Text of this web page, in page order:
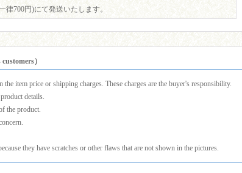
律700円)にて発送いたします。
）
item price or shipping charges. These charges are the buyer's responsibility.
details.
the product.
they have scratches or other flaws that are not shown in the pictures.